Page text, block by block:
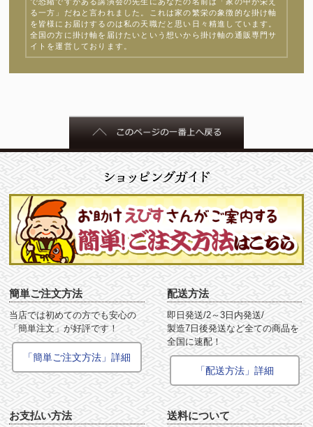
る一方」だねと言われました。これは家の繁栄の象徴的な掛け軸
を皆様にお届けするのは私の天職だと思い日々精進しています。
全国の方に掛け軸を届けたいという想いから掛け軸の通販専門サ
イトを運営しております。
簡単ご注文方法
当店では初めての方でも安心の
「簡単注文」が好評です！
「簡単ご注文方法」詳細
配送方法
即日発送/2～3日内発送/
製造7日後発送など全ての商品を
全国に速配！
「配送方法」詳細
お支払い方法 送料について